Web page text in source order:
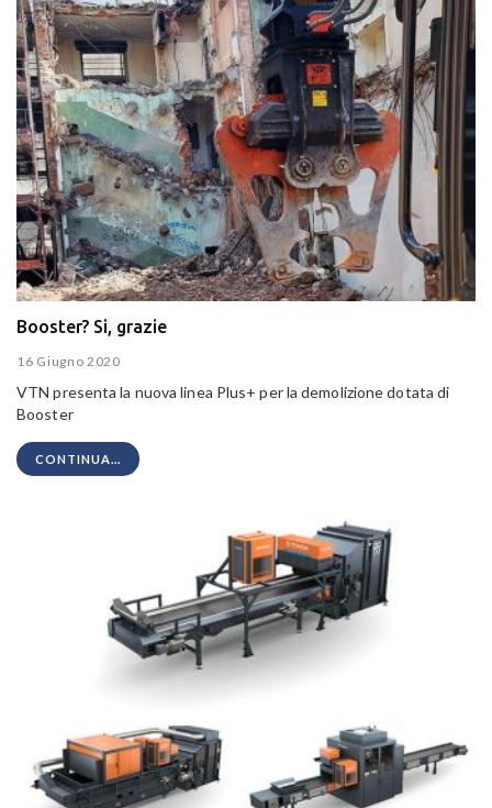
Booster? Si, grazie
16 Giugno 2020
VTN presenta la nuova linea Plus+ per la demolizione dotata di
Booster
CONTINUA...